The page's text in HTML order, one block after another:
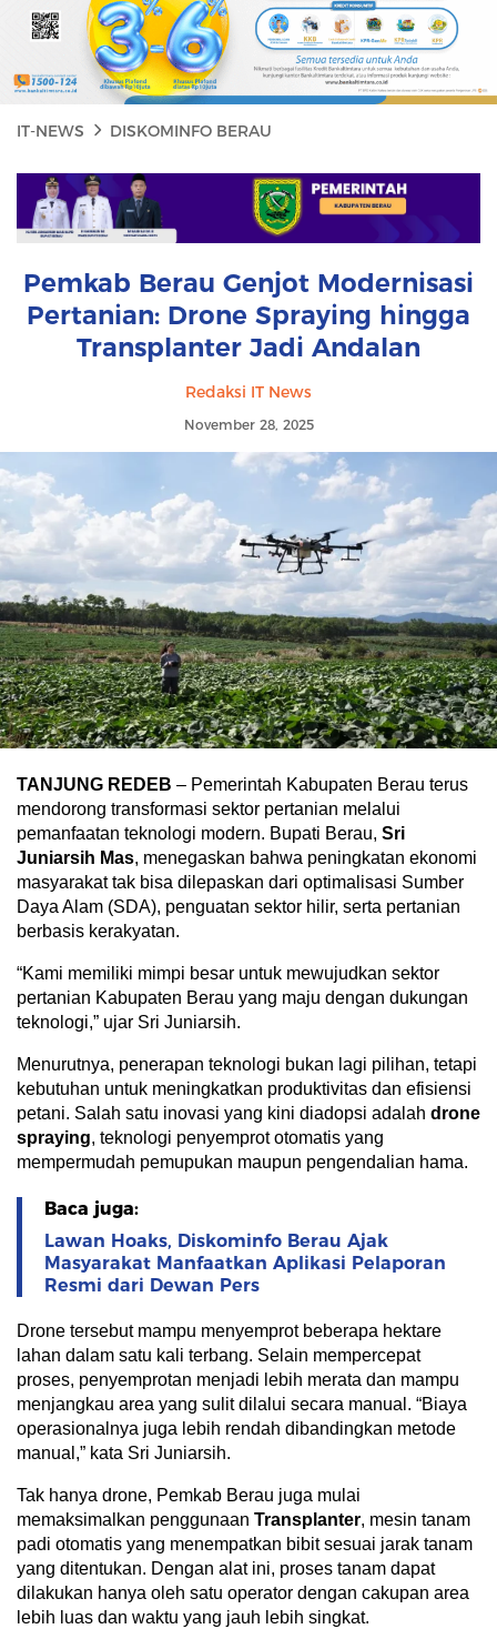
IT-NEWS DISKOMINFO BERAU
Pemkab Berau Genjot Modernisasi
Pertanian: Drone Spraying hingga
Transplanter Jadi Andalan
Redaksi IT News
November 28, 2025
TANJUNG REDEB – Pemerintah Kabupaten Berau terus
mendorong transformasi sektor pertanian melalui
pemanfaatan teknologi modern. Bupati Berau, Sri
Juniarsih Mas, menegaskan bahwa peningkatan ekonomi
masyarakat tak bisa dilepaskan dari optimalisasi Sumber
Daya Alam (SDA), penguatan sektor hilir, serta pertanian
berbasis kerakyatan.
“Kami memiliki mimpi besar untuk mewujudkan sektor
pertanian Kabupaten Berau yang maju dengan dukungan
teknologi,” ujar Sri Juniarsih.
Menurutnya, penerapan teknologi bukan lagi pilihan, tetapi
kebutuhan untuk meningkatkan produktivitas dan efisiensi
petani. Salah satu inovasi yang kini diadopsi adalah drone
spraying, teknologi penyemprot otomatis yang
mempermudah pemupukan maupun pengendalian hama.
Baca juga:
Lawan Hoaks, Diskominfo Berau Ajak
Masyarakat Manfaatkan Aplikasi Pelaporan
Resmi dari Dewan Pers
Drone tersebut mampu menyemprot beberapa hektare
lahan dalam satu kali terbang. Selain mempercepat
proses, penyemprotan menjadi lebih merata dan mampu
menjangkau area yang sulit dilalui secara manual. “Biaya
operasionalnya juga lebih rendah dibandingkan metode
manual,” kata Sri Juniarsih.
Tak hanya drone, Pemkab Berau juga mulai
memaksimalkan penggunaan Transplanter, mesin tanam
padi otomatis yang menempatkan bibit sesuai jarak tanam
yang ditentukan. Dengan alat ini, proses tanam dapat
dilakukan hanya oleh satu operator dengan cakupan area
lebih luas dan waktu yang jauh lebih singkat.